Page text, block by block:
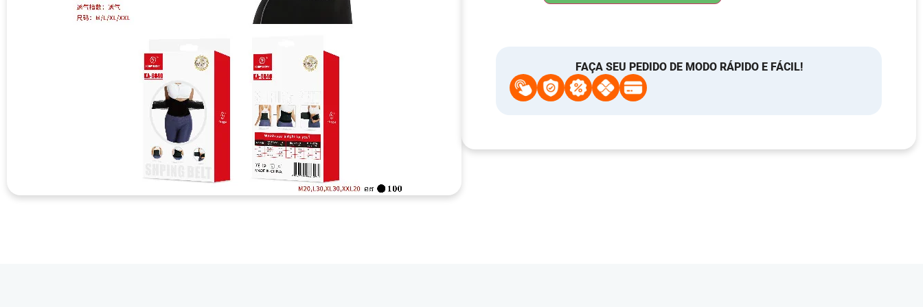
FAÇA SEU PEDIDO DE MODO RÁPIDO E FÁCIL!